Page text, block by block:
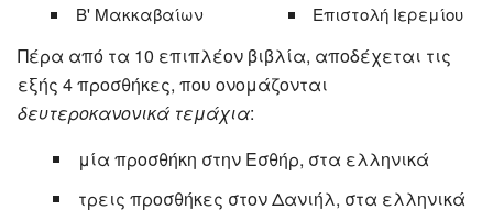
Β' Μακκαβαίων
Επιστολή Ιερεμίου
Πέρα από τα 10 επιπλέον βιβλία, αποδέχεται τις
εξής 4 προσθήκες, που ονομάζονται
δευτεροκανονικά τεμάχια:
μία προσθήκη στην Εσθήρ, στα ελληνικά
τρεις προσθήκες στον Δανιήλ, στα ελληνικά